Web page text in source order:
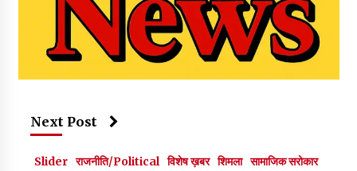
Next Post
Slider राजनीति/Political विशेष ख़बर शिमला सामाजिक सरोकार